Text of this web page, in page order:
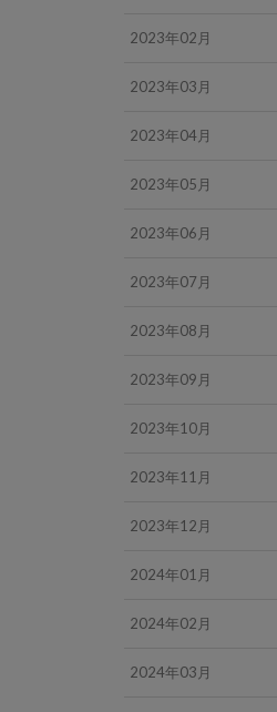
2023年02月
2023年03月
2023年04月
2023年05月
2023年06月
2023年07月
2023年08月
2023年09月
2023年10月
2023年11月
2023年12月
2024年01月
2024年02月
2024年03月